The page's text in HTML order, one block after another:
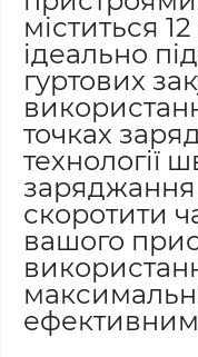
міститься
ідеально
гуртових
точках
технології
скоротити
вашого